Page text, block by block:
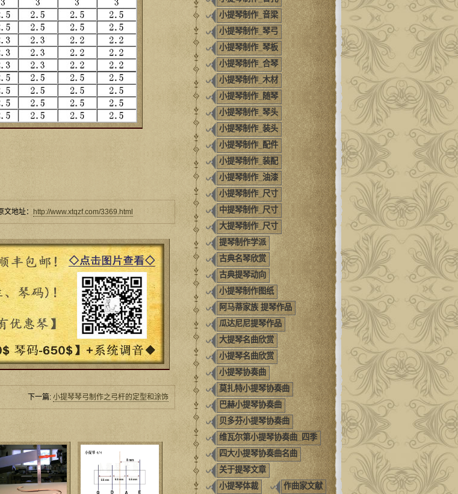
地址： http://www.xtqzf.com/3369.html
下一篇: 小提琴琴弓制作之弓杆的定型和涂饰
小提琴制作_音梁
小提琴制作_琴弓
小提琴制作_琴板
小提琴制作_合琴
小提琴制作_木材
小提琴制作_随琴
小提琴制作_琴头
小提琴制作_装头
小提琴制作_配件
小提琴制作_装配
小提琴制作_油漆
小提琴制作_尺寸
中提琴制作_尺寸
大提琴制作_尺寸
提琴制作学派
古典名琴欣赏
古典提琴动向
小提琴制作图纸
阿马蒂家族 提琴作品
瓜达尼尼提琴作品
大提琴名曲欣赏
小提琴名曲欣赏
小提琴协奏曲
莫扎特小提琴协奏曲
巴赫小提琴协奏曲
贝多芬小提琴协奏曲
维瓦尔第小提琴协奏曲_四季
四大小提琴协奏曲名曲
关于提琴文章
小提琴体裁
作曲家文献